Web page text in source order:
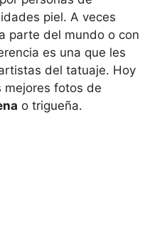
piel. A veces
parte del mundo o con
es una que les
del tatuaje. Hoy
mejores fotos de
o trigueña.